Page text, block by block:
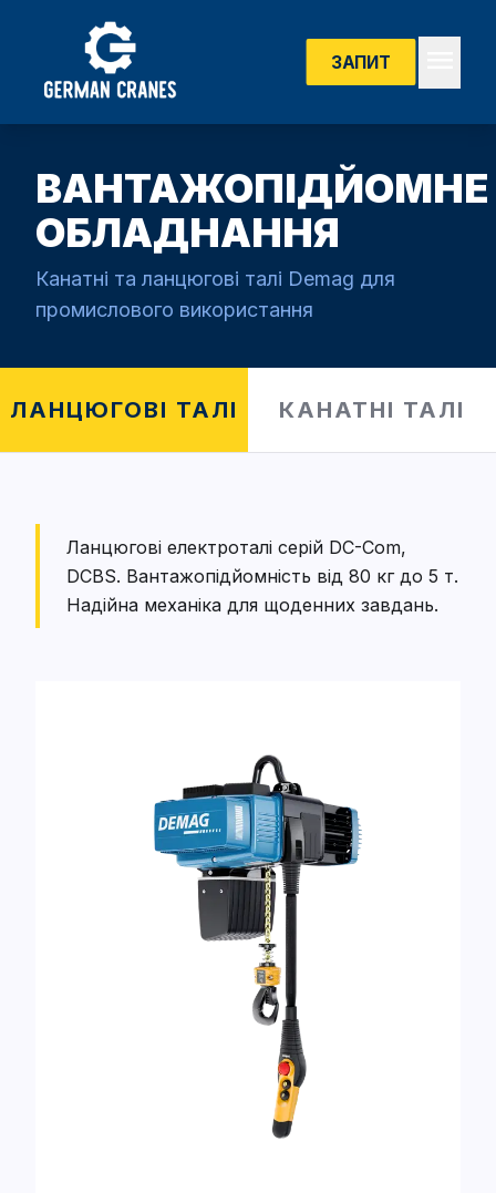
ЗАПИТ
ВАНТАЖОПІДЙОМНЕ
ОБЛАДНАННЯ
Канатні та ланцюгові талі Demag для
промислового використання
ЛАНЦЮГОВІ ТАЛІ КАНАТНІ ТАЛІ
Ланцюгові електроталі серій DC-Com,
DCBS. Вантажопідйомність від 80 кг до 5 т.
Надійна механіка для щоденних завдань.